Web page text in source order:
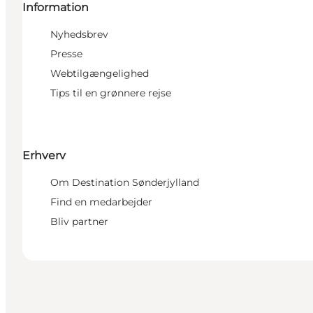
Information
Nyhedsbrev
Presse
Webtilgængelighed
Tips til en grønnere rejse
Erhverv
Om Destination Sønderjylland
Find en medarbejder
Bliv partner